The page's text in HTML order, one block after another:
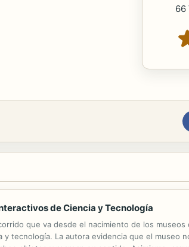
66
de Ciencia y Tecnología
que va desde el nacimiento de los
tecnología. La autora evidencia que el museo